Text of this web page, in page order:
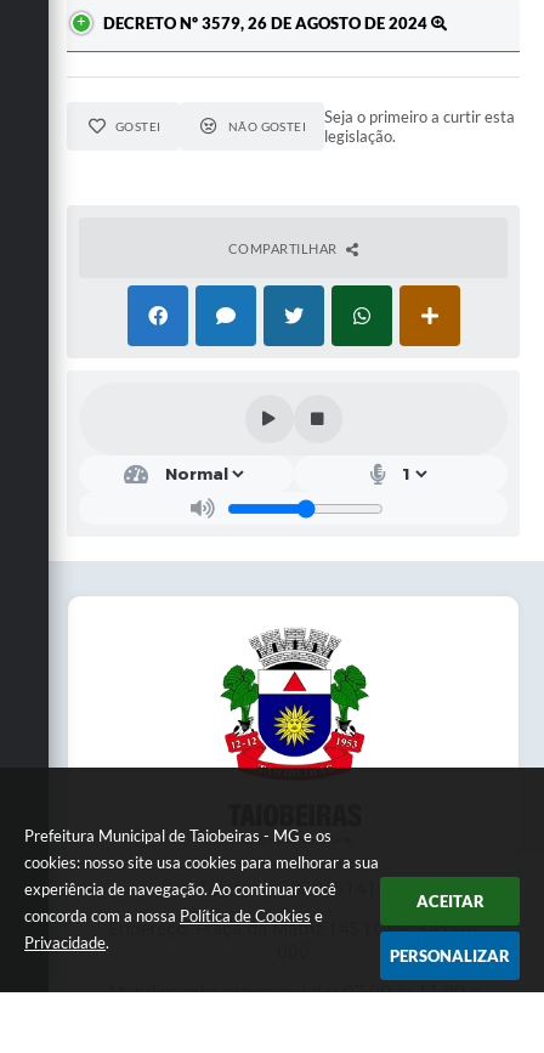
Prefeitura Municipal de Taiobeiras - MG e os
cookies: nosso site usa cookies para melhorar a sua
experiência de navegação. Ao continuar você
concorda com a nossa Política de Cookies e
Privacidade.
ACEITAR
PERSONALIZAR
DECRETO Nº 3579, 26 DE AGOSTO DE 2024
GOSTEI NÃO GOSTEI
Seja o primeiro a curtir esta
legislação.
COMPARTILHAR
Telefone: 3838451414
Endereço: Praça da Matriz,145 | CEP: 39550-
Atendimento presencial das 07:00 às 11:00 e